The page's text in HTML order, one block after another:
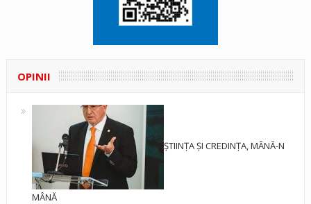
OPINII
ȘTIINȚA ȘI CREDINȚA, MÂNĂ-N
MÂNĂ